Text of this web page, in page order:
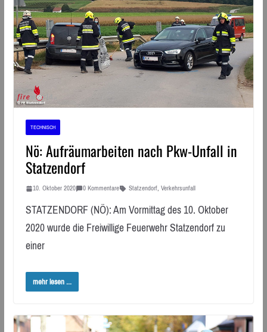
TECHNISCH
Nö: Aufräumarbeiten nach Pkw-Unfall in
Statzendorf
10. Oktober 2020 0 Kommentare Statzendorf, Verkehrsunfall
STATZENDORF (NÖ): Am Vormittag des 10. Oktober
2020 wurde die Freiwillige Feuerwehr Statzendorf zu
einer
mehr lesen ...